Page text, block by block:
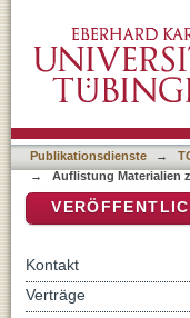
Publikationsdienste →
→
Auflistung Materialien
Kontakt
Verträge